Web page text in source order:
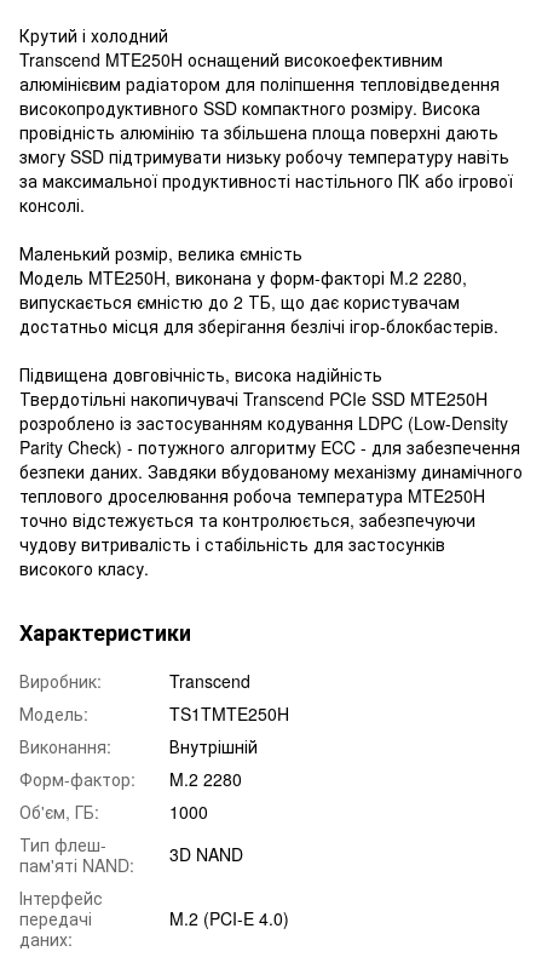
Крутий і холодний
Transcend MTE250H оснащений високоефективним
алюмінієвим радіатором для поліпшення тепловідведення
високопродуктивного SSD компактного розміру. Висока
провідність алюмінію та збільшена площа поверхні дають
змогу SSD підтримувати низьку робочу температуру навіть
за максимальної продуктивності настільного ПК або ігрової
консолі.
Маленький розмір, велика ємність
Модель MTE250H, виконана у форм-факторі M.2 2280,
випускається ємністю до 2 ТБ, що дає користувачам
достатньо місця для зберігання безлічі ігор-блокбастерів.
Підвищена довговічність, висока надійність
Твердотільні накопичувачі Transcend PCIe SSD MTE250H
розроблено із застосуванням кодування LDPC (Low-Density
Parity Check) - потужного алгоритму ECC - для забезпечення
безпеки даних. Завдяки вбудованому механізму динамічного
теплового дроселювання робоча температура MTE250H
точно відстежується та контролюється, забезпечуючи
чудову витривалість і стабільність для застосунків
високого класу.
Характеристики
Виробник:
Transcend
Модель:
TS1TMTE250H
Виконання:
Внутрішній
Форм-фактор:
M.2 2280
Об'єм, ГБ:
1000
Тип флеш-
пам'яті NAND:
3D NAND
Інтерфейс
передачі
даних:
M.2 (PCI-E 4.0)